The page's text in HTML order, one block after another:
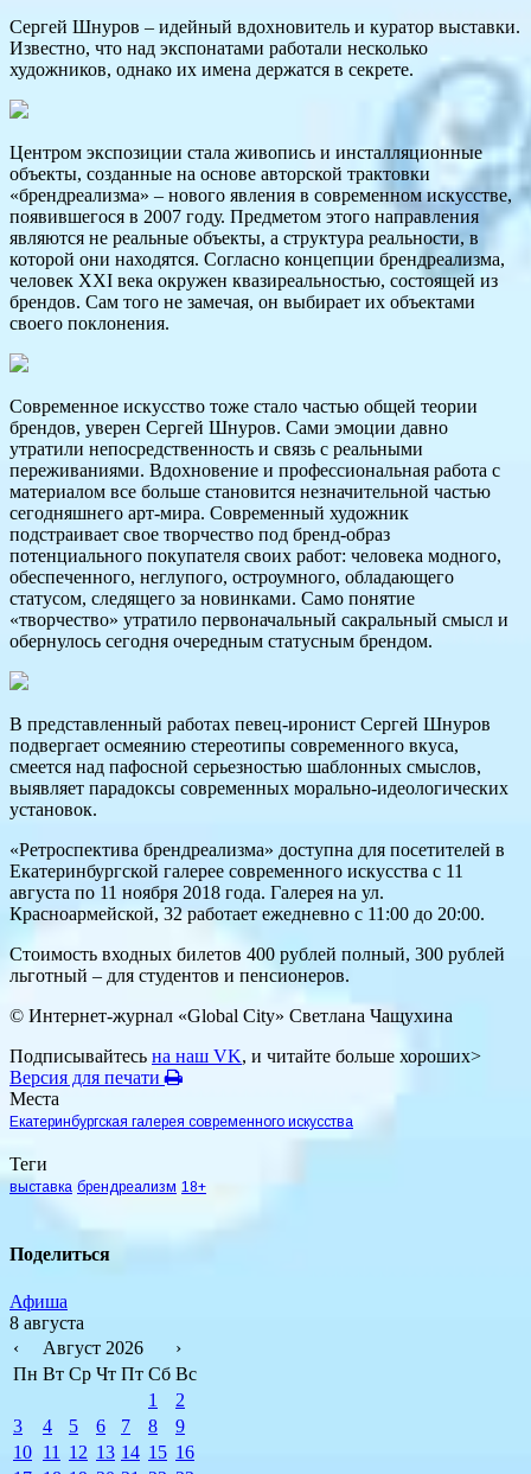
Сергей Шнуров – идейный вдохновитель и куратор выставки.
Известно, что над экспонатами работали несколько
художников, однако их имена держатся в секрете.
Центром экспозиции стала живопись и инсталляционные
объекты, созданные на основе авторской трактовки
«брендреализма» – нового явления в современном искусстве,
появившегося в 2007 году. Предметом этого направления
являются не реальные объекты, а структура реальности, в
которой они находятся. Согласно концепции брендреализма,
человек XXI века окружен квазиреальностью, состоящей из
брендов. Сам того не замечая, он выбирает их объектами
своего поклонения.
Современное искусство тоже стало частью общей теории
брендов, уверен Сергей Шнуров. Сами эмоции давно
утратили непосредственность и связь с реальными
переживаниями. Вдохновение и профессиональная работа с
материалом все больше становится незначительной частью
сегодняшнего арт-мира. Современный художник
подстраивает свое творчество под бренд-образ
потенциального покупателя своих работ: человека модного,
обеспеченного, неглупого, остроумного, обладающего
статусом, следящего за новинками. Само понятие
«творчество» утратило первоначальный сакральный смысл и
обернулось сегодня очередным статусным брендом.
В представленный работах певец-иронист Сергей Шнуров
подвергает осмеянию стереотипы современного вкуса,
смеется над пафосной серьезностью шаблонных смыслов,
выявляет парадоксы современных морально-идеологических
установок.
«Ретроспектива брендреализма» доступна для посетителей в
Екатеринбургской галерее современного искусства с 11
августа по 11 ноября 2018 года. Галерея на ул.
Красноармейской, 32 работает ежедневно с 11:00 до 20:00.
Стоимость входных билетов 400 рублей полный, 300 рублей
льготный – для студентов и пенсионеров.
© Интернет-журнал «Global City» Светлана Чащухина
Подписывайтесь на наш VK, и читайте больше хороших>
Версия для печати
Места
Екатеринбургская галерея современного искусства
Теги
выставка брендреализм 18+
Поделиться
Афиша
8 августа
‹
Август 2026
›
Пн Вт Ср Чт Пт Сб Вс
1
2
3
4 5 6 7 8
9
10 11 12 13 14 15 16